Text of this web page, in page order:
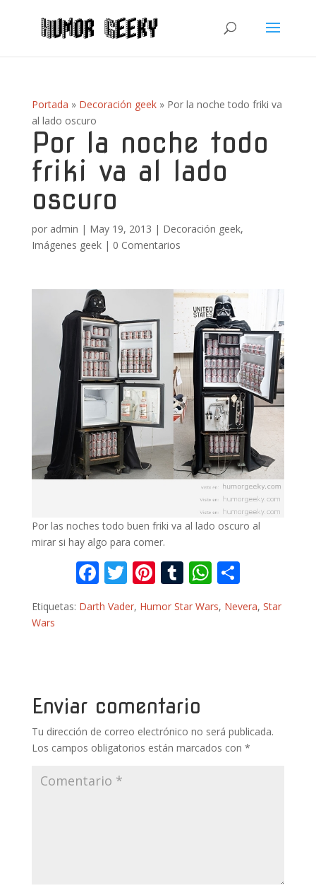
Portada » Decoración geek» Por la noche todo friki va
al lado oscuro
Por la noche todo
friki va al lado
oscuro
por admin | May 19, 2013 | Decoración geek,
Imágenes geek| 0 Comentarios
Por las noches todo buen friki va al lado oscuro al
mirar si hay algo para comer.
F
ac
e
k
T
w
itt
Pi
nt
er
T
u
m
W
h
at m
Etiquetas: Darth Vader, Humor Star Wars, Nevera, Star
Wars
Enviar comentario
Tu dirección de correo electrónico no será publicada.
Los campos obligatorios están marcados con *